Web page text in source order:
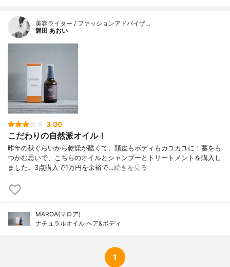
美容ライター / ファッションアドバイザ…
磐田 あおい
3.00
こだわりの自然派オイル！
昨年の秋ぐらいから乾燥が酷くて、頭皮もボディもカユカユに！藁をも
つかむ思いで、こちらのオイルとシャンプーとトリートメントを購入し
ました。3点購入で1万円を余裕で…続きを見る
MAROA(マロア)
ナチュラルオイル ヘア&ボディ
1